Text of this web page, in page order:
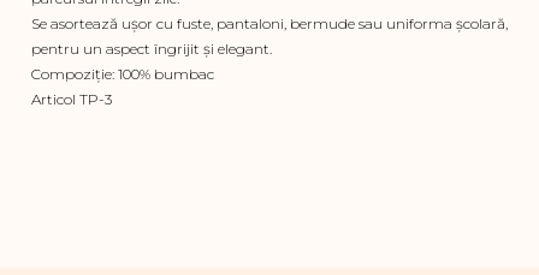
Se asortează ușor cu fuste, pantaloni, bermude sau uniforma școlară,
pentru un aspect îngrijit și elegant.
Compoziție: 100% bumbac
Articol TP-3